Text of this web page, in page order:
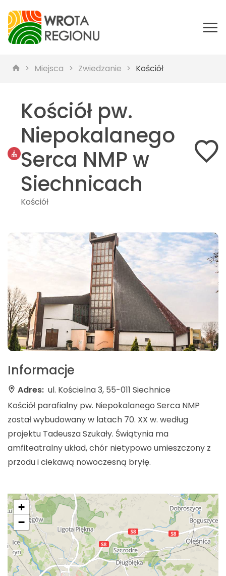
Miejsca Zwiedzanie Kościół
Kościół pw.
Niepokalanego
Serca NMP w
Siechnicach
Kościół
Informacje
Adres: ul. Kościelna 3, 55-011 Siechnice
Kościół parafialny pw. Niepokalanego Serca NMP
został wybudowany w latach 70. XX w. według
projektu Tadeusza Szukały. Świątynia ma
amfiteatralny układ, chór nietypowo umieszczony z
przodu i ciekawą nowoczesną bryłę.
+
−